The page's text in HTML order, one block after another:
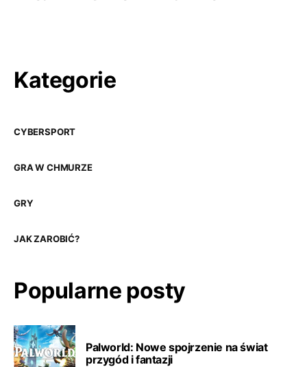
Kategorie
CYBERSPORT
GRA W CHMURZE
GRY
JAK ZAROBIĆ?
Popularne posty
Palworld: Nowe spojrzenie na świat
przygód i fantazji